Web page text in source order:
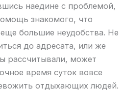
наедине с проблемой,
знакомого, что
большие неудобства. Не
до адресата, или же
рассчитывали, может
время суток вовсе
отдыхающих людей.